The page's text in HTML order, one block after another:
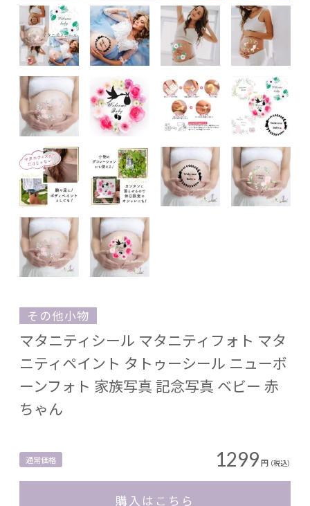
その他小物
マタニティシール マタニティフォト マタ
ニティペイント タトゥーシール ニューボ
ーンフォト 家族写真 記念写真 ベビー 赤
ちゃん
通常価格 1299円 （税込）
購入はこちら